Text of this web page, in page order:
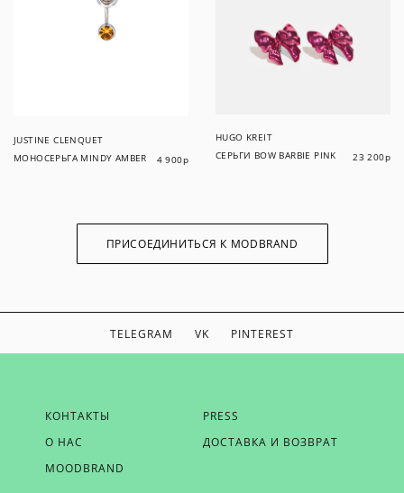
JUSTINE CLENQUET
МОНОСЕРЬГА MINDY AMBER
4 900р
HUGO KREIT
СЕРЬГИ BOW BARBIE PINK
23 200р
ПРИСОЕДИНИТЬСЯ К MODBRAND
TELEGRAM VK PINTEREST
КОНТАКТЫ
PRESS
О НАС
ДОСТАВКА И ВОЗВРАТ
MOODBRAND
ЕСЛИ ВЫ ХОТИТЕ БЫТЬ В КУРСЕ НАШИХ НОВОСТЕЙ,
ОТПРАВЬТЕ НАМ СВОЙ EMAIL